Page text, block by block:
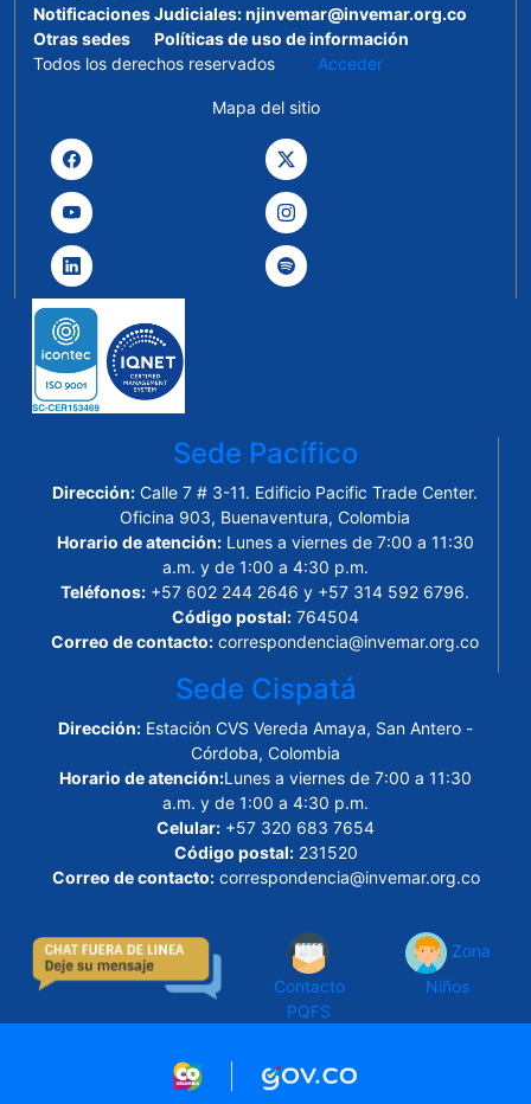
Notificaciones Judiciales:njinvemar@invemar.org.co
Otras sedes
Políticas de uso de información
Todos los derechos reservados Acceder
Mapa del sitio
Sede Pacífico
Dirección: Calle 7 # 3-11. Edificio Pacific Trade Center.
Oficina 903, Buenaventura, Colombia
Horario de atención:Lunes a viernes de 7:00 a 11:30
a.m. y de 1:00 a 4:30 p.m.
Teléfonos: +57 602 244 2646 y +57 314 592 6796.
Código postal:764504
Correo de contacto: correspondencia@invemar.org.co
Sede Cispatá
Dirección: Estación CVS Vereda Amaya, San Antero -
Córdoba, Colombia
Horario de atención:Lunes a viernes de 7:00 a 11:30
a.m. y de 1:00 a 4:30 p.m.
Celular: +57 320 683 7654
Código postal:231520
Correo de contacto:correspondencia@invemar.org.co
Contacto
PQFS
Zona
Niños
Logo marca ColombiaLogo Gobierno de